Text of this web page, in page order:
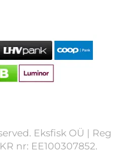
Eksfisk OÜ | Reg
nr: EE100307852.